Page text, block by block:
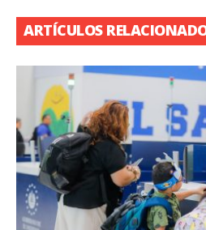
ARTÍCULOS